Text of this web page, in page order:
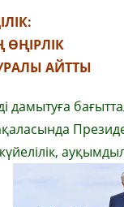
ӨҢІРЛІК
АЙТТЫ